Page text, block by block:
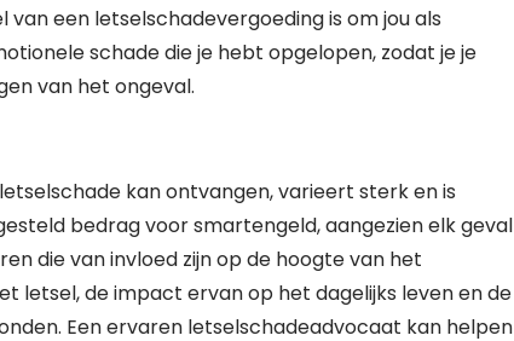
een letselschadevergoeding is om jou als
schade die je hebt opgelopen, zodat je je
van het ongeval.
kan ontvangen, varieert sterk en is
bedrag voor smartengeld, aangezien elk geval
die van invloed zijn op de hoogte van het
letsel, de impact ervan op het dagelijks leven en de
Een ervaren letselschadeadvocaat kan helpen